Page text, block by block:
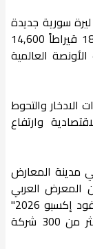
وبلغ سعر غرام الذهب عيار 21 قيراطاً 17,050 ليرة سورية جديدة
للمبيع و16,750 ليرة للشراء، فيما سجل عيار 18 قيراطاً 14,600
وصلت الأونصة العالمية
الادخار والتحوط
وارتفاع
مدينة المعارض
المعرض العربي
الدولي للصناعات الغذائية والتعبئة والتغليف "فود إكسبو 2026"
برعاية وزارة الاقتصاد والصناعة، بمشاركة أكثر من 300 شركة